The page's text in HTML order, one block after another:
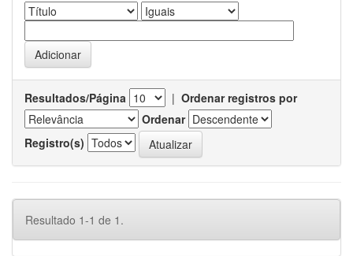
Resultados/Página | Ordenar registros por
Ordenar
Registro(s)
Resultado 1-1 de 1.